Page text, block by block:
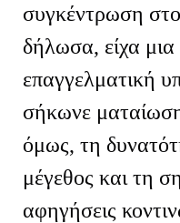
συγκέντρωση
δήλωσα, είχα μια
επαγγελματική
σήκωνε
όμως, τη
μέγεθος και τη
αφηγήσεις